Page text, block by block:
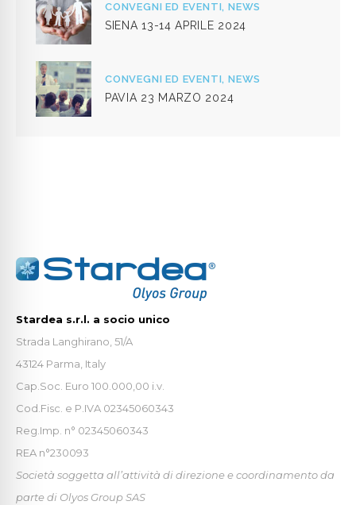
CONVEGNI ED EVENTI,NEWS
SIENA 13-14 APRILE 2024
CONVEGNI ED EVENTI,NEWS
PAVIA 23 MARZO 2024
Stardea s.r.l. a socio unico
Strada Langhirano, 51/A
43124 Parma, Italy
Cap.Soc. Euro 100.000,00 i.v.
Cod.Fisc. e P.IVA 02345060343
Reg.Imp. n° 02345060343
REA n°230093
Società soggetta all’attività di direzione e coordinamento da
parte di Olyos Group SAS